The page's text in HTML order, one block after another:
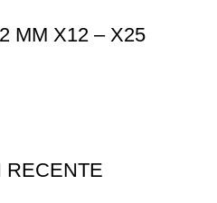
MM X12 – X25
RECENTE